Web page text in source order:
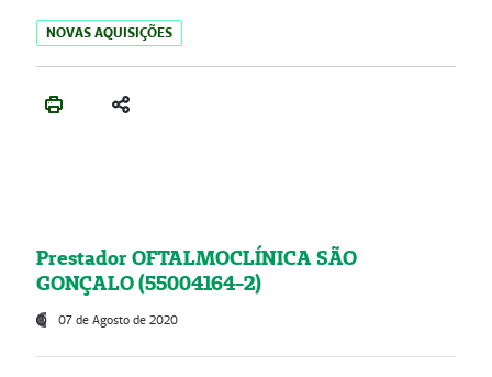
NOVAS AQUISIÇÕES
Prestador OFTALMOCLÍNICA SÃO
GONÇALO (55004164-2)
07 de Agosto de 2020